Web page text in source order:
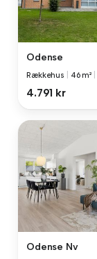
Odense
Rækkehus 46 m²
4.791 kr
Odense Nv